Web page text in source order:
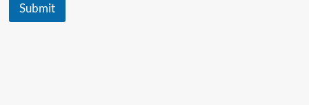
Submit